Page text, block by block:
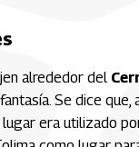
alrededor del
Se dice
era utilizado